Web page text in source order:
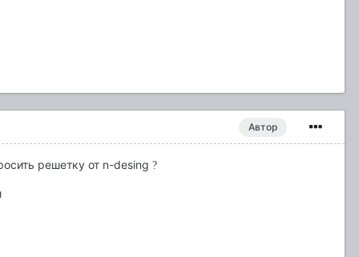
Автор
решетку от n-desing ?